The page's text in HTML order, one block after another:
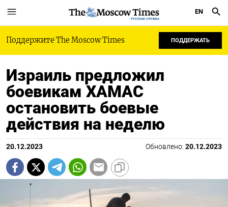
РУССКАЯ СЛУЖБА
EN
Поддержите The Moscow Times ПОДДЕРЖАТЬ
Израиль предложил
боевикам ХАМАС
остановить боевые
действия на неделю
20.12.2023 Обновлено: 20.12.2023